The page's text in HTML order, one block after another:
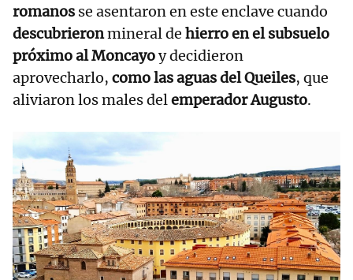
romanos se asentaron en este enclave cuando
descubrieronmineral de hierro en el subsuelo
próximo al Moncayoy decidieron
aprovecharlo, como las aguas del Queiles, que
aliviaron los males delemperador Augusto.